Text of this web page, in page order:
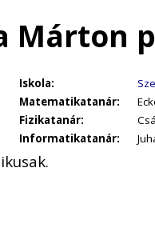
Márton
Iskola:
Matematikatanár:
Fizikatanár:
Informatikatanár: